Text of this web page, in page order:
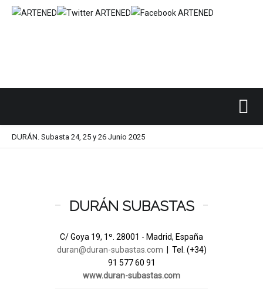
DURÁN. Subasta 24, 25 y 26 Junio 2025
DURÁN SUBASTAS
C/ Goya 19, 1º. 28001 - Madrid, España
duran@duran-subastas.com | Tel. (+34)
91 577 60 91
www.duran-subastas.com